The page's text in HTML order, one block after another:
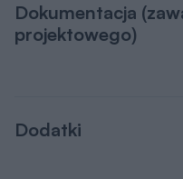
Dokumentacja
projektowego)
Dodatki